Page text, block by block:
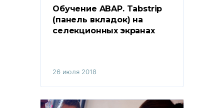
Обучение ABAP. Tabstrip
(панель вкладок) на
селекционных экранах
26 июля 2018